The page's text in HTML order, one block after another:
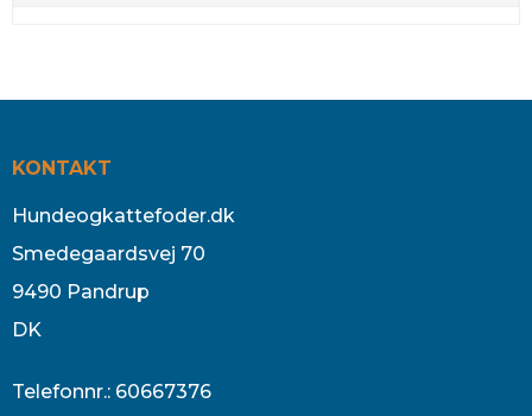
KONTAKT
Hundeogkattefoder.dk
Smedegaardsvej 70
9490 Pandrup
DK
Telefonnr.: 60667376